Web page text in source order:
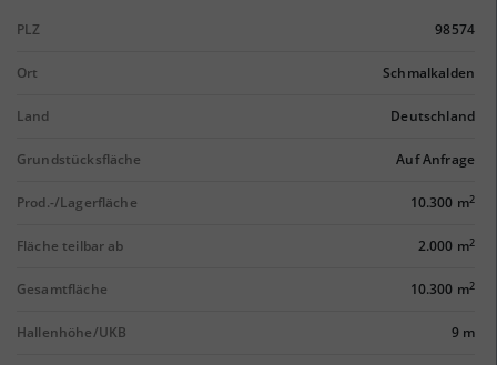
PLZ 98574
Ort Schmalkalden
Land Deutschland
Grundstücksfläche Auf Anfrage
Prod.-/Lagerfläche 10.300 m2
Fläche teilbar ab 2.000 m2
Gesamtfläche 10.300 m2
Hallenhöhe/UKB 9 m